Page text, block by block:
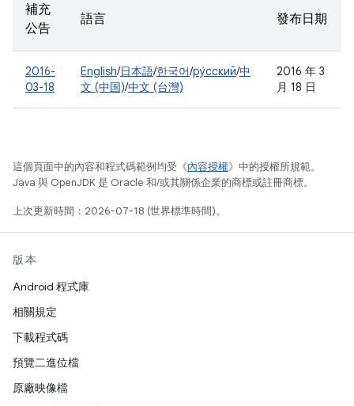
補充
公告
語言 發布日期
2016-
03-18
English/日本語/한국어/ру́сский/中
文 (中国)/中文 (台灣)
2016 年 3
月 18 日
這個頁面中的內容和程式碼範例均受《內容授權》中的授權所規範。
Java 與 OpenJDK 是 Oracle 和/或其關係企業的商標或註冊商標。
上次更新時間：2026-07-18 (世界標準時間)。
版本
Android 程式庫
相關規定
下載程式碼
預覽二進位檔
原廠映像檔